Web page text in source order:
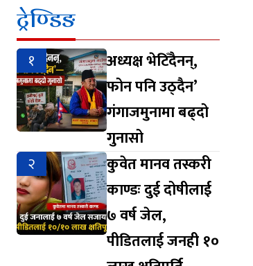
ट्रेण्डिङ
१
अध्यक्ष भेटिँदैनन्,
फोन पनि उठ्दैन’
गंगाजमुनामा बढ्दो
गुनासो
२
कुवेत मानव तस्करी
काण्डः दुई दोषीलाई
७ वर्ष जेल,
पीडितलाई जनही १०